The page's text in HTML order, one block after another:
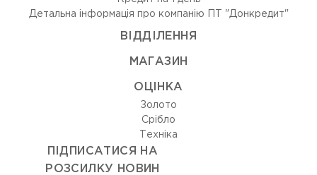
Детальна інформація про компанію ПТ "Донкредит"
ВIДДIЛЕННЯ
МАГАЗИН
ОЦIНКА
Золото
Срiбло
Технiка
ПІДПИСАТИСЯ НА
РОЗСИЛКУ НОВИН